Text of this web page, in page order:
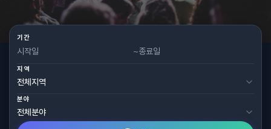
기간
~
지역
분야